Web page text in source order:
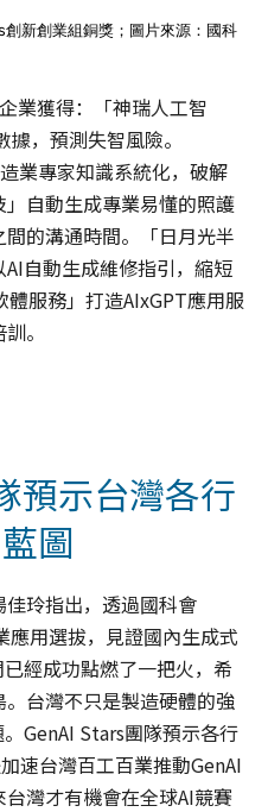
新創業組銅獎；圖片來源：國科
業獲得：「神瑞人工智
，預測失智風險。
業專家知識系統化，破解
自動生成專業易懂的照護
的溝通時間。「日月光半
自動生成維修指引，縮短
服務」打造AIxGPT應用服
。
預示台灣各行
圖
玲指出，透過國科會
應用選拔，見證國內生成式
經成功點燃了一把火，希
台灣不只是製造硬體的強
GenAI Stars團隊預示各行
速台灣百工百業推動GenAI
灣才有機會在全球AI競賽